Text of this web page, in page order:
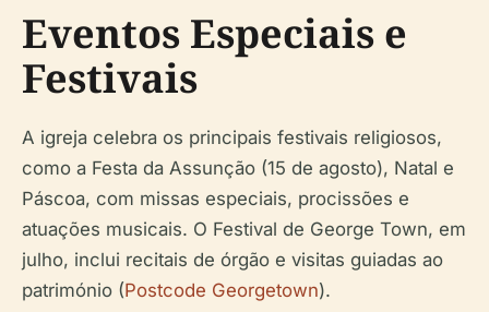
Eventos Especiais e
Festivais
A igreja celebra os principais festivais religiosos,
como a Festa da Assunção (15 de agosto), Natal e
Páscoa, com missas especiais, procissões e
atuações musicais. O Festival de George Town, em
julho, inclui recitais de órgão e visitas guiadas ao
património (Postcode Georgetown).